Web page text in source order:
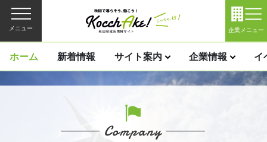
メニュー 企業メニュー
ホーム 新着情報 サイト案内 企業情報 イ